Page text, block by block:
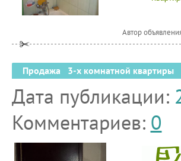
Автор
Продажа 3-х комнатной квартиры
Дата публикации:
Комментариев: 0